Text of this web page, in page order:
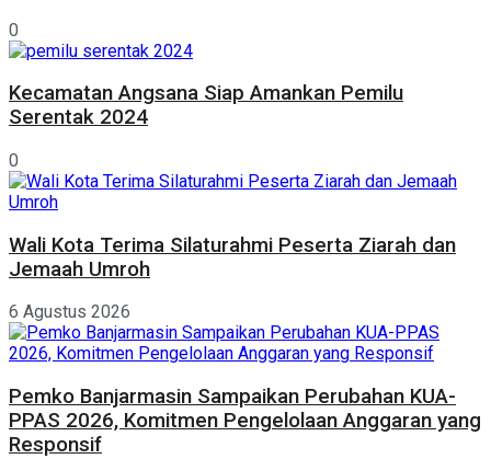
0
Kecamatan Angsana Siap Amankan Pemilu
Serentak 2024
0
Wali Kota Terima Silaturahmi Peserta Ziarah dan
Jemaah Umroh
6 Agustus 2026
Pemko Banjarmasin Sampaikan Perubahan KUA-
PPAS 2026, Komitmen Pengelolaan Anggaran yang
Responsif